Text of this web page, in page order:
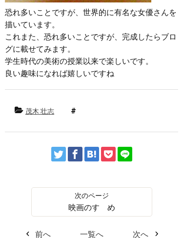
恐れ多いことですが、世界的に有名な女優さんを
描いています。
これまた、恐れ多いことですが、完成したらブロ
グに載せてみます。
学生時代の美術の授業以来で楽しいです。
良い趣味になれば嬉しいですね
茂木 壮志
映画のすゝめ
前へ 一覧へ 次へ